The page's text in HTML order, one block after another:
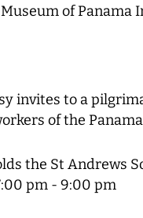
of Panama
invites to a
of the
the St Andrews
pm - 9:00 pm